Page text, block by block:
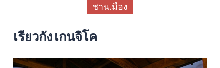
ชานเมือง
เรียวกัง เกนจิโค